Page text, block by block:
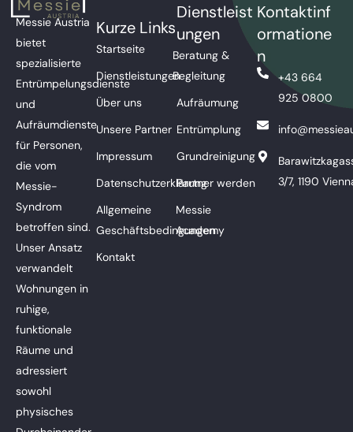
Messie Austria
bietet
spezialisierte
Entrümpelungsdienste
und
Aufräumdienste
für Personen,
die vom
Messie-
Syndrom
betroffen sind.
Unser Ansatz
verwandelt
Wohnungen in
ruhige,
funktionale
Räume und
adressiert
sowohl
physisches
Kurze Links
Startseite
Dienstleistungen
Über uns
Unsere Partner
Impressum
Datenschutzerklärung
Allgemeine
Geschäftsbedingungen
Kontakt
Dienstleist
ungen
Beratung &
Begleitung
Aufräumung
Entrümplung
Grundreinigung
Partner werden
Messie
Academy
Kontaktinf
ormatione
n
+43 664
925 0800
3/7, 1190